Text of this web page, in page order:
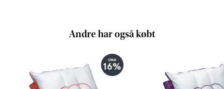
Andre har også købt
SPAR
16%